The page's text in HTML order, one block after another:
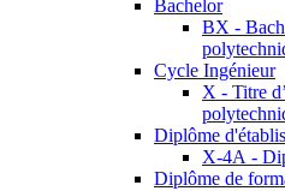
Bachelor
BX -
Cycle Ingénieur
X - Titre
Diplôme
X-4A -
Diplôme de